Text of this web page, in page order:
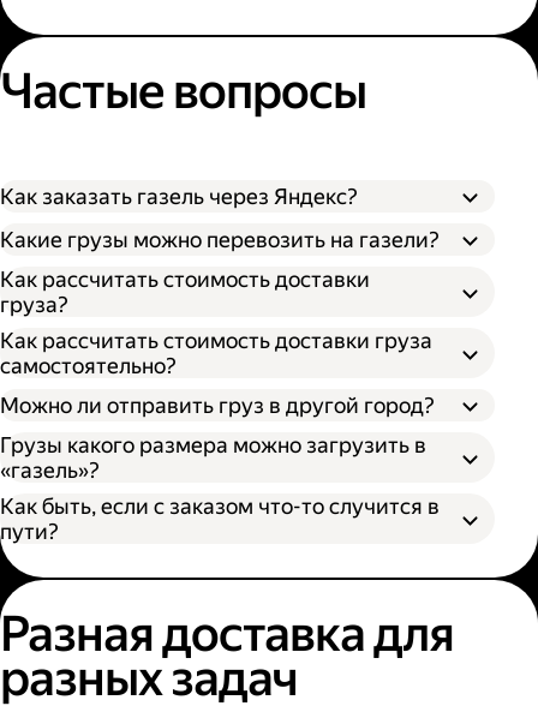
Частые вопросы
Как заказать газель через Яндекс?
Какие грузы можно перевозить на газели?
Как рассчитать стоимость доставки
груза?
Как рассчитать стоимость доставки груза
самостоятельно?
Можно ли отправить груз в другой город?
Грузы какого размера можно загрузить в
«газель»?
Как быть, если с заказом что-то случится в
пути?
Разная доставка для
разных задач